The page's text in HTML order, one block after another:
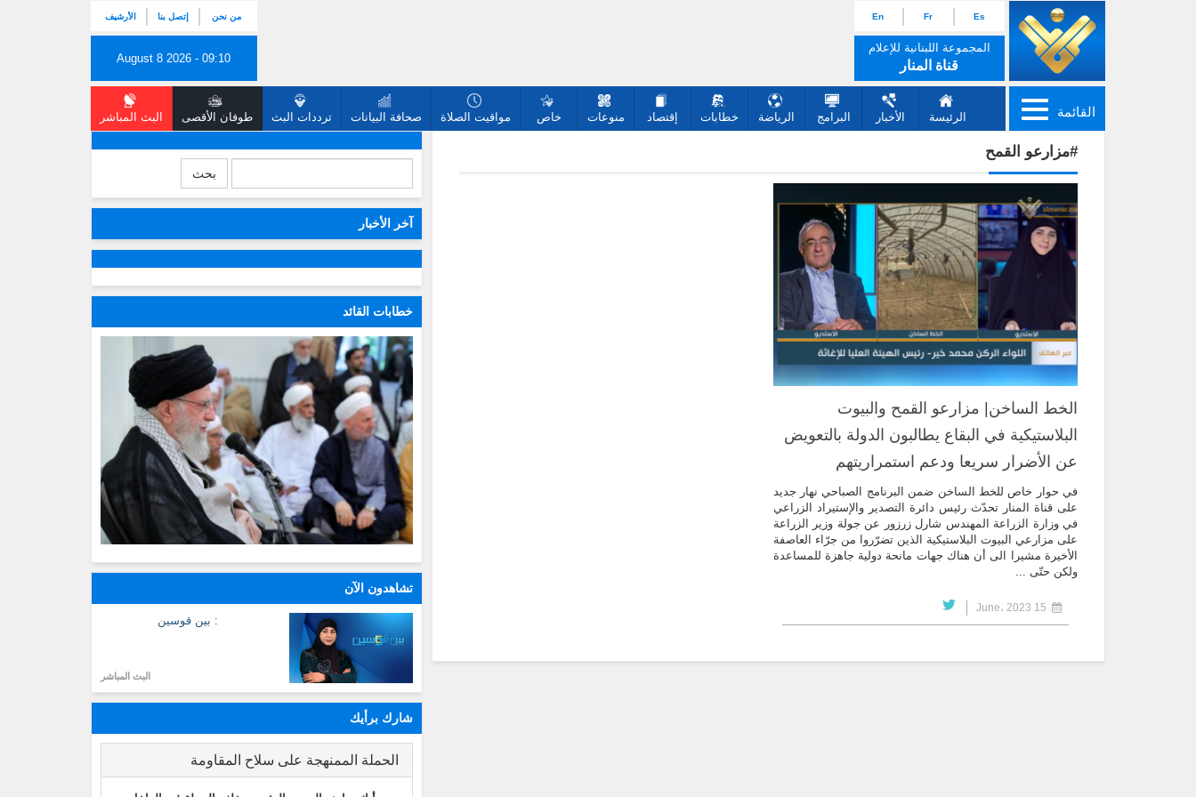
Es
Fr
En
المجموعة اللبنانية للإعلام
قناة المنار
من نحن إتصل بنا الأرشيف
August 8 2026 - 09:10
القائمة الرئيسة الأخبار البرامج الرياضة خطابات إقتصاد منوعات خاص مواقيت الصلاة صحافة البيانات ترددات البث طوفان الأقصى البث المباشر
#مزارعو القمح
الخط الساخن| مزارعو القمح والبيوت
البلاستيكية في البقاع يطالبون الدولة بالتعويض
عن الأضرار سريعا ودعم استمراريتهم
في حوار خاص للخط الساخن ضمن البرنامج الصباحي نهار جديد
على قناة المنار تحدّث رئيس دائرة التصدير والإستيراد الزراعي
في وزارة الزراعة المهندس شارل زرزور عن جولة وزير الزراعة
على مزارعي البيوت البلاستيكية الذين تضرّروا من جرّاء العاصفة
الأخيرة مشيرا الى أن هناك جهات مانحة دولية جاهزة للمساعدة
ولكن حتّى ...
بحث
آخر الأخبار
خطابات القائد
تشاهدون الآن
: بين قوسين
البث المباشر
شارك برأيك
الحملة الممنهجة على سلاح المقاومة